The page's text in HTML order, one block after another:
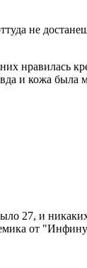
не
нравилась
и кожа была
27, и
от